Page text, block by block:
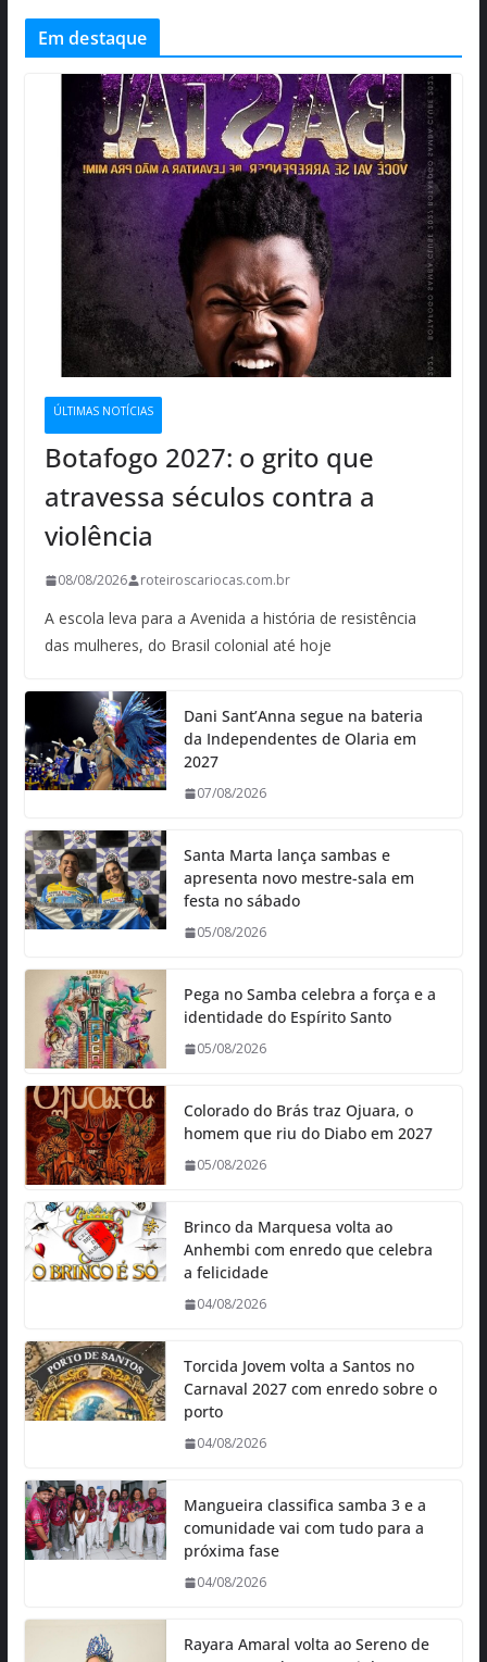
Em destaque
ÚLTIMAS NOTÍCIAS
Botafogo 2027: o grito que
atravessa séculos contra a
violência
08/08/2026 roteiroscariocas.com.br
A escola leva para a Avenida a história de resistência
das mulheres, do Brasil colonial até hoje
Dani Sant’Anna segue na bateria
da Independentes de Olaria em
2027
07/08/2026
Santa Marta lança sambas e
apresenta novo mestre-sala em
festa no sábado
05/08/2026
Pega no Samba celebra a força e a
identidade do Espírito Santo
05/08/2026
Colorado do Brás traz Ojuara, o
homem que riu do Diabo em 2027
05/08/2026
Brinco da Marquesa volta ao
Anhembi com enredo que celebra
a felicidade
04/08/2026
Torcida Jovem volta a Santos no
Carnaval 2027 com enredo sobre o
porto
04/08/2026
Mangueira classifica samba 3 e a
comunidade vai com tudo para a
próxima fase
04/08/2026
Rayara Amaral volta ao Sereno de